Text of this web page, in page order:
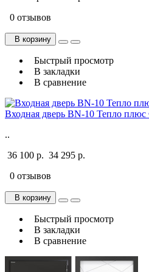
0 отзывов
В корзину
Быстрый просмотр
В закладки
В сравнение
Входная дверь BN-10 Тепло
..
36 100 р. 34 295 р.
0 отзывов
В корзину
Быстрый просмотр
В закладки
В сравнение